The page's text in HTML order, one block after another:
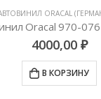
ПЛЕНКИORACAL
4000,00 ₽
В КОРЗИНУ